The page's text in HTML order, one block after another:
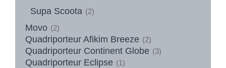
Supa Scoota (2)
Movo (2)
Quadriporteur Afikim Breeze (2)
Quadriporteur Continent Globe (3)
Quadriporteur Eclipse (1)